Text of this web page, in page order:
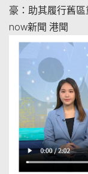
豪：助其履行舊
now新聞 港聞